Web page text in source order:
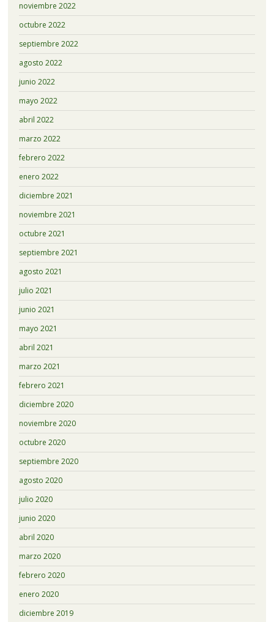
noviembre 2022
octubre 2022
septiembre 2022
agosto 2022
junio 2022
mayo 2022
abril 2022
marzo 2022
febrero 2022
enero 2022
diciembre 2021
noviembre 2021
octubre 2021
septiembre 2021
agosto 2021
julio 2021
junio 2021
mayo 2021
abril 2021
marzo 2021
febrero 2021
diciembre 2020
noviembre 2020
octubre 2020
septiembre 2020
agosto 2020
julio 2020
junio 2020
abril 2020
marzo 2020
febrero 2020
enero 2020
diciembre 2019